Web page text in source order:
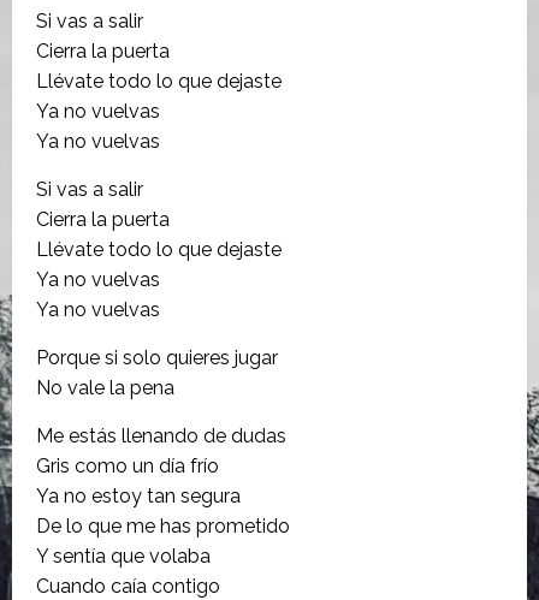
Si vas a salir
Cierra la puerta
Llévate todo lo que dejaste
Ya no vuelvas
Ya no vuelvas
Si vas a salir
Cierra la puerta
Llévate todo lo que dejaste
Ya no vuelvas
Ya no vuelvas
Porque si solo quieres jugar
No vale la pena
Me estás llenando de dudas
Gris como un día frío
Ya no estoy tan segura
De lo que me has prometido
Y sentía que volaba
Cuando caía contigo